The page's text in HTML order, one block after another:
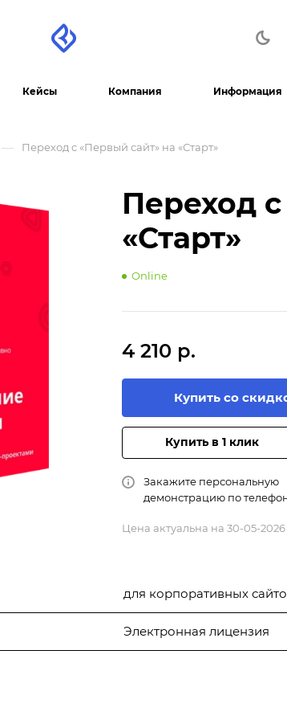
Кейсы Компания Информация
— Переход с «Первый сайт» на «Старт»
Переход
«Старт»
Online
4 210 р.
Купить со
Купить в 1 клик
Закажите персональную
демонстрацию по
Цена актуальна на 30-05-2026
для корпоративных
Электронная лицензия